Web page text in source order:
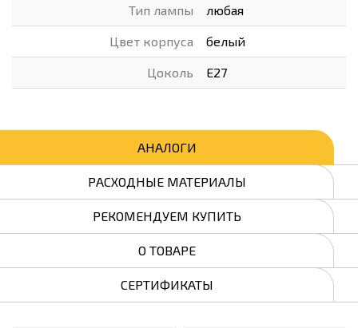
Тип лампы любая
Цвет корпуса белый
Цоколь Е27
АНАЛОГИ
РАСХОДНЫЕ МАТЕРИАЛЫ
РЕКОМЕНДУЕМ КУПИТЬ
О ТОВАРЕ
СЕРТИФИКАТЫ